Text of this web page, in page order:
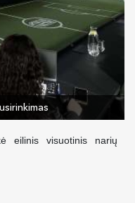
eilinis visuotinis narių